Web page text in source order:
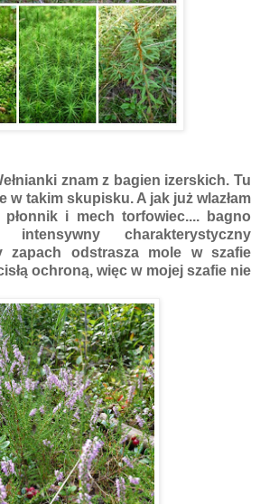
znam z bagien izerskich. Tu
w takim skupisku. A jak już wlazłam
i mech torfowiec.... bagno
intensywny charakterystyczny
zapach odstrasza mole w szafie
ochroną, więc w mojej szafie nie